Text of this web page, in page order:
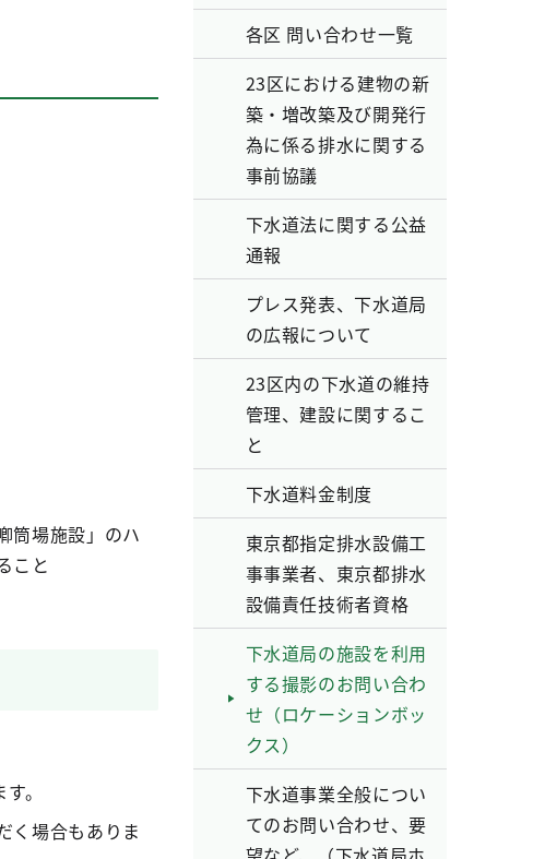
と
筒場施設」のハ
載すること
。
く場合もありま
各区 問い合わせ一覧
23区における建物の新
築・増改築及び開発行
為に係る排水に関する
事前協議
下水道法に関する公益
通報
プレス発表、下水道局
の広報について
23区内の下水道の維持
管理、建設に関するこ
と
下水道料金制度
東京都指定排水設備工
事事業者、東京都排水
設備責任技術者資格
下水道局の施設を利用
する撮影のお問い合わ
せ（ロケーションボッ
クス）
下水道事業全般につい
てのお問い合わせ、要